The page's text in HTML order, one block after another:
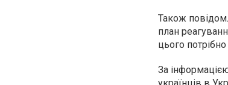
Також
план
цього
За